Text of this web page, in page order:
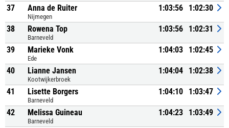
37 Anna de Ruiter
Nijmegen
1:03:56 1:02:30
38 Rowena Top
Barneveld
1:03:56 1:02:31
39 Marieke Vonk
Ede
1:04:03 1:02:45
40 Lianne Jansen
Kootwijkerbroek
1:04:04 1:02:38
41 Lisette Borgers
Barneveld
1:04:10 1:03:47
42 Melissa Guineau
Barneveld
1:04:23 1:03:49